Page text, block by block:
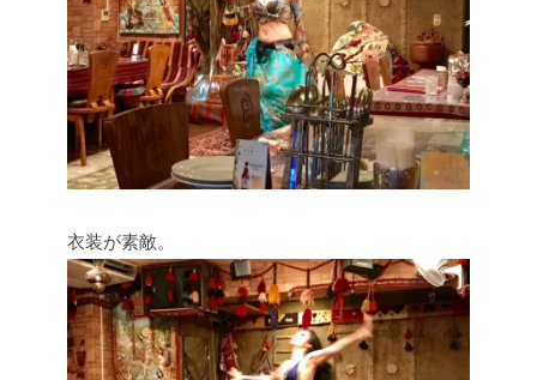
衣装が素敵。